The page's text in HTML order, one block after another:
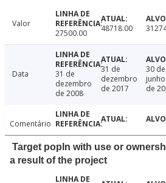
Valor
27500.00
48718.00
Data
31 de
dezembro
de 2008
31 de
dezembro
de 2017
30 de
junho
de
Comentário
Target popln with use or
a result of the project